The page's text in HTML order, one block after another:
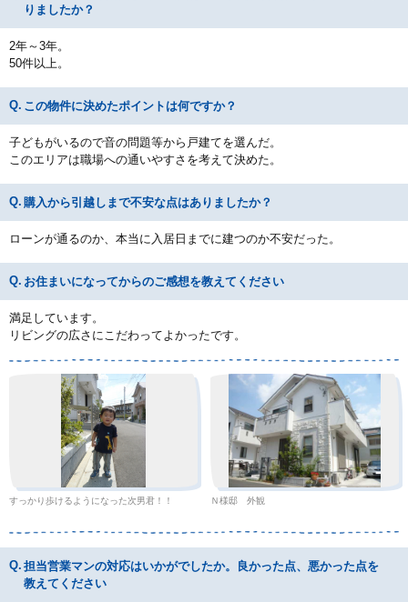
りましたか？
2年～3年。
50件以上。
この物件に決めたポイントは何ですか？
子どもがいるので音の問題等から戸建てを選んだ。
このエリアは職場への通いやすさを考えて決めた。
購入から引越しまで不安な点はありましたか？
ローンが通るのか、本当に入居日までに建つのか不安だった。
お住まいになってからのご感想を教えてください
満足しています。
リビングの広さにこだわってよかったです。
すっかり歩けるようになった次男君！！ Ｎ様邸 外観
担当営業マンの対応はいかがでしたか。良かった点、悪かった点を
教えてください